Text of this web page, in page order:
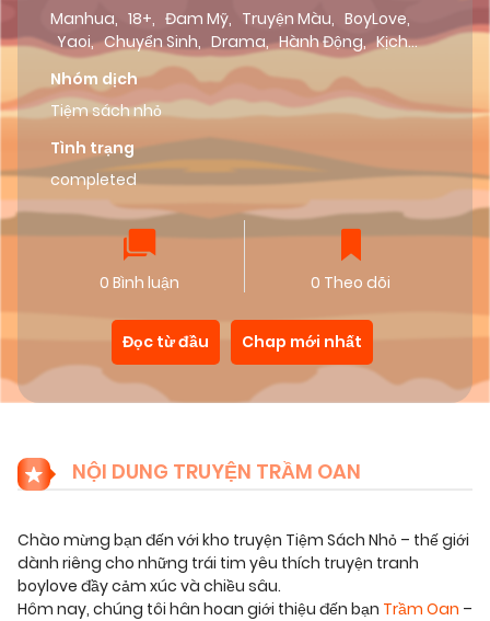
Manhua, 18+, Đam Mỹ, Truyện Màu, BoyLove,
Yaoi, Chuyển Sinh, Drama, Hành Động, Kịch
Tính, Lãng Mạn, Tình Cảm, Dưa Leo Truyện
Nhóm dịch
Tiệm sách nhỏ
Tình trạng
completed
0 Bình luận 0 Theo dõi
Đọc từ đầu Chap mới nhất
NỘI DUNG TRUYỆN TRẦM OAN
Chào mừng bạn đến với kho truyện Tiệm Sách Nhỏ – thế giới
dành riêng cho những trái tim yêu thích truyện tranh
boylove đầy cảm xúc và chiều sâu.
Hôm nay, chúng tôi hân hoan giới thiệu đến bạn Trầm Oan –